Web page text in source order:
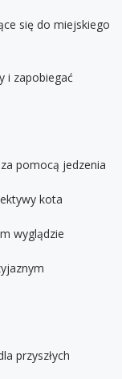
się do miejskiego
i zapobiegać
pomocą jedzenia
kota
wyglądzie
przyszłych